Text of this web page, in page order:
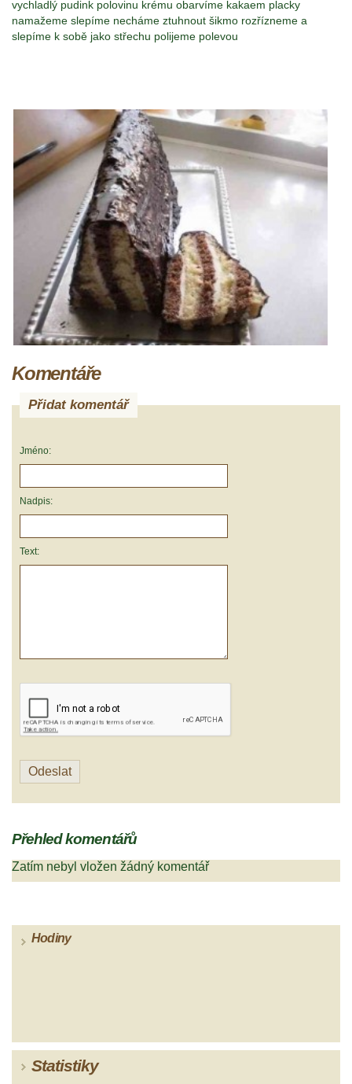
vychladlý pudink polovinu krému obarvíme kakaem placky
namažeme slepíme necháme ztuhnout šikmo rozřízneme a
slepíme k sobě jako střechu polijeme polevou
Komentáře
Přidat komentář
Jméno:
Nadpis:
Text:
Přehled komentářů
Zatím nebyl vložen žádný komentář
Hodiny
Statistiky